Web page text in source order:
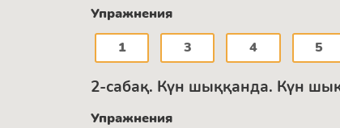
Упражнения
1
3 4 5
2-сабақ. Күн шыққанда. Күн
Упражнения